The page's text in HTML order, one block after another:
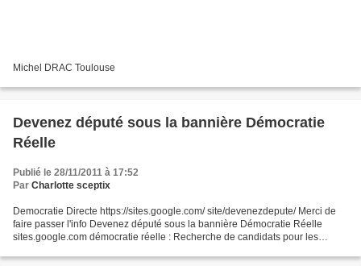
Michel DRAC Toulouse
Devenez député sous la bannière Démocratie
Réelle
Publié le 28/11/2011 à 17:52
Par Charlotte sceptix
Democratie Directe https://sites.google.com/ site/devenezdepute/ Merci de
faire passer l'info Devenez député sous la bannière Démocratie Réelle
sites.google.com démocratie réelle : Recherche de candidats pour les